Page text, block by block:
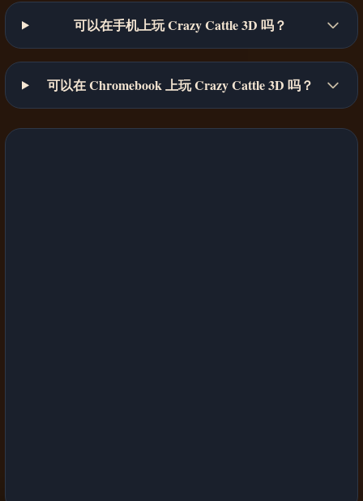
可以在手机上玩 Crazy Cattle 3D 吗？
可以在 Chromebook 上玩 Crazy Cattle 3D 吗？